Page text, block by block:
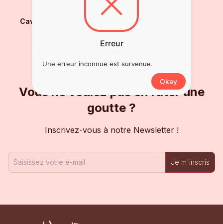
Caviste et bar unique
Vous ne voulez pas en rater une
goutte ?
Inscrivez-vous à notre Newsletter !
Je m'inscris
Erreur
Une erreur inconnue est survenue.
Okay